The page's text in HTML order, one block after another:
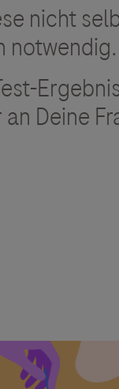
nicht
notwendig.
Deine